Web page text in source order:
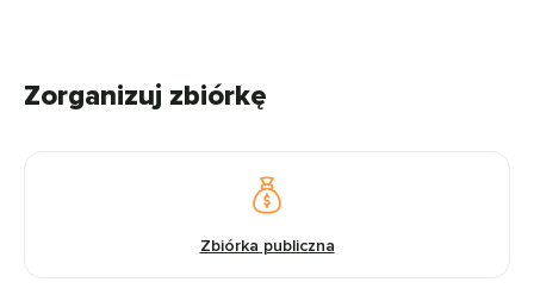
Zorganizuj zbiórkę
Zbiórka publiczna